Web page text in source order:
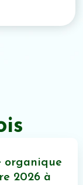
organique
2026 à